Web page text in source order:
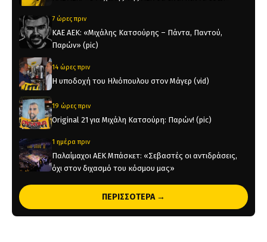
7 ώρες πριν
KAE AEK: «Μιχάλης Κατσούρης – Πάντα, Παντού,
Παρών» (pic)
14 ώρες πριν
Η υποδοχή του Ηλιόπουλου στον Μάγερ (vid)
19 ώρες πριν
Original 21 για Μιχάλη Κατσούρη: Παρών! (pic)
1 ημέρα πριν
Παλαίμαχοι ΑΕΚ Μπάσκετ: «Σεβαστές οι αντιδράσεις,
όχι στον διχασμό του κόσμου μας»
1 ημέρα πριν
Χάντμπολ Γυναικών: Παίκτρια της ΑΕΚ η Νικολίνα
ΠΕΡΙΣΣΟΤΕΡΑ →